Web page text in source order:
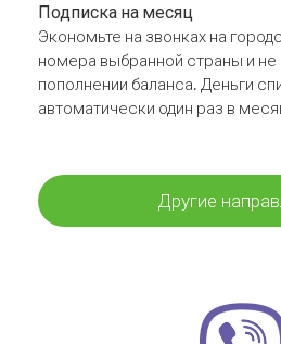
Подписка на месяц
Экономьте на звонках на
номера выбранной страны и не
пополнении баланса. Деньги
автоматически один раз в
Другие